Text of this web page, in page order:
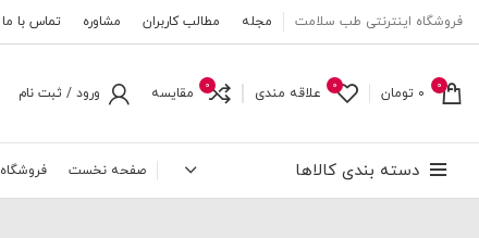
فروشگاه اینترنتی طب سلامت مجله مطالب کاربران مشاوره تماس با ما
0
0 تومان 0 علاقه مندی 0 مقایسه ورود / ثبت نام
دسته بندی کالاها صفحه نخست فروشگاه